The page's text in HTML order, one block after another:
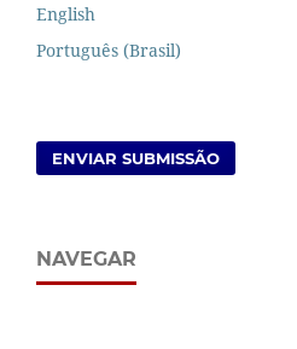
English
Português (Brasil)
ENVIAR SUBMISSÃO
NAVEGAR